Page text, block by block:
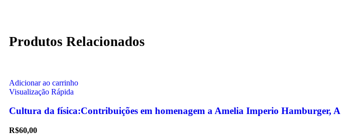
Produtos Relacionados
Adicionar ao carrinho
Visualização Rápida
Cultura da física:Contribuições em homenagem a Amelia Imperio Hamburger, A
R$60,00